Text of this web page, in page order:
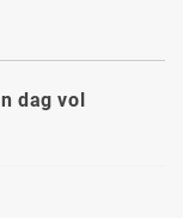
dag vol